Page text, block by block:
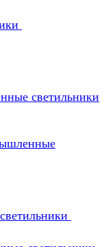
светильники